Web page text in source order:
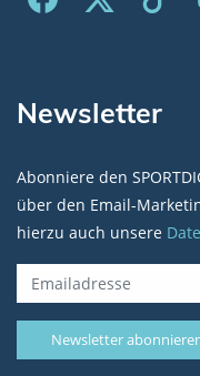
Newsletter
Abonniere den
über den Email-
hierzu auch unsere